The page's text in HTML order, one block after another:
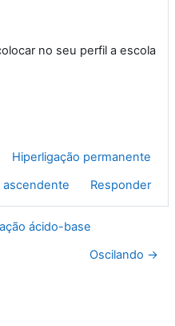
no seu perfil a escola
Hiperligação permanente
ascendente
Responder
ácido-base
Oscilando →